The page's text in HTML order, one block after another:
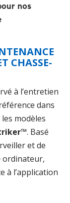
nos
CHASSE-
à l’entretien
dans
modèles
. Basé
et de
ordinateur,
à l’application